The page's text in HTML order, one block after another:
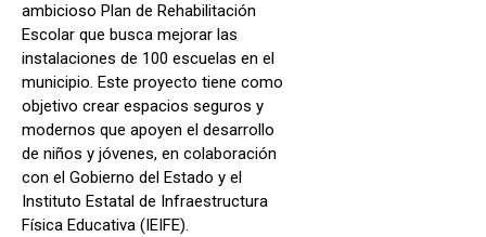
ambicioso Plan de Rehabilitación
Escolar que busca mejorar las
instalaciones de 100 escuelas en el
municipio. Este proyecto tiene como
objetivo crear espacios seguros y
modernos que apoyen el desarrollo
de niños y jóvenes, en colaboración
con el Gobierno del Estado y el
Instituto Estatal de Infraestructura
Física Educativa (IEIFE).